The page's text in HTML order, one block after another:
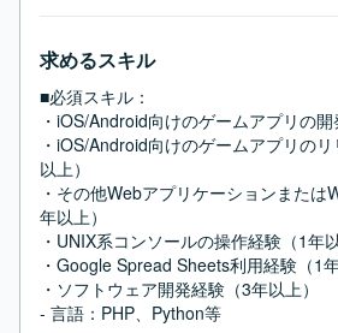
求めるスキル
■必須スキル：
・iOS/Android向けのゲームアプリの開
・iOS/Android向けのゲームアプリの
以上）
・その他Webアプリケーションまたは
年以上）
・UNIX系コンソールの操作経験（1年以
・Google Spread Sheets利用経験（1年
・ソフトウェア開発経験（3年以上）
- 言語：PHP、Python等